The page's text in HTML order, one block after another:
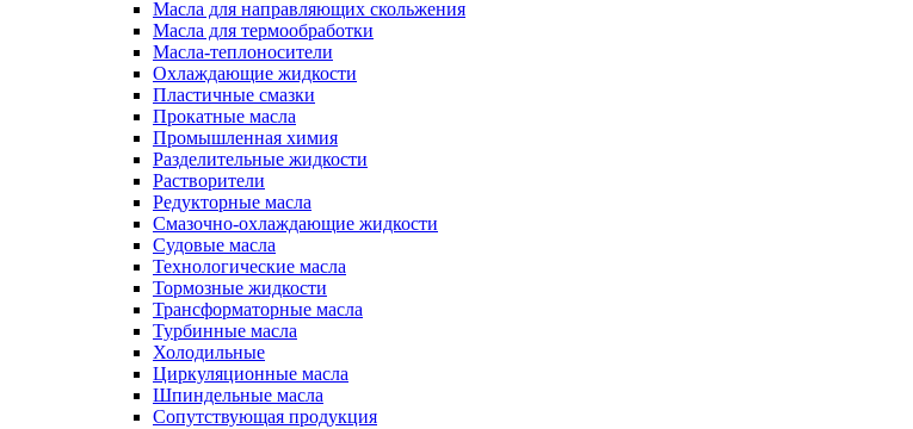
Масла для направляющих скольжения
Масла для термообработки
Масла-теплоносители
Охлаждающие жидкости
Пластичные смазки
Прокатные масла
Промышленная химия
Разделительные жидкости
Растворители
Редукторные масла
Смазочно-охлаждающие жидкости
Судовые масла
Технологические масла
Тормозные жидкости
Трансформаторные масла
Турбинные масла
Холодильные
Циркуляционные масла
Шпиндельные масла
Сопутствующая продукция